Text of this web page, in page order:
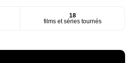
18
films et séries tournés